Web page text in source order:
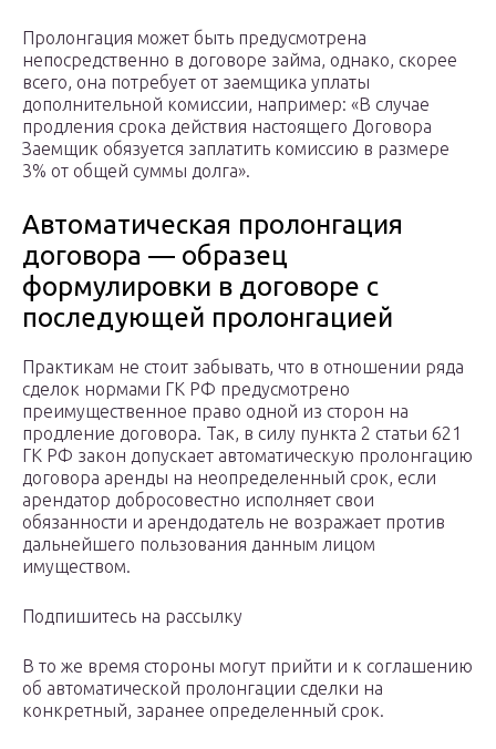
Пролонгация может быть предусмотрена
непосредственно в договоре займа, однако, скорее
всего, она потребует от заемщика уплаты
дополнительной комиссии, например: «В случае
продления срока действия настоящего Договора
Заемщик обязуется заплатить комиссию в размере
3% от общей суммы долга».
Автоматическая пролонгация
договора — образец
формулировки в договоре с
последующей пролонгацией
Практикам не стоит забывать, что в отношении ряда
сделок нормами ГК РФ предусмотрено
преимущественное право одной из сторон на
продление договора. Так, в силу пункта 2 статьи 621
ГК РФ закон допускает автоматическую пролонгацию
договора аренды на неопределенный срок, если
арендатор добросовестно исполняет свои
обязанности и арендодатель не возражает против
дальнейшего пользования данным лицом
имуществом.
Подпишитесь на рассылку
В то же время стороны могут прийти и к соглашению
об автоматической пролонгации сделки на
конкретный, заранее определенный срок.